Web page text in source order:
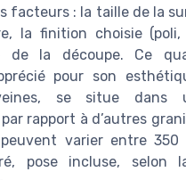
facteurs : la taille de la
la finition choisie
de la découpe. Ce
pour son
se situe dans
rapport à d’autres
varier entre
pose incluse, selon